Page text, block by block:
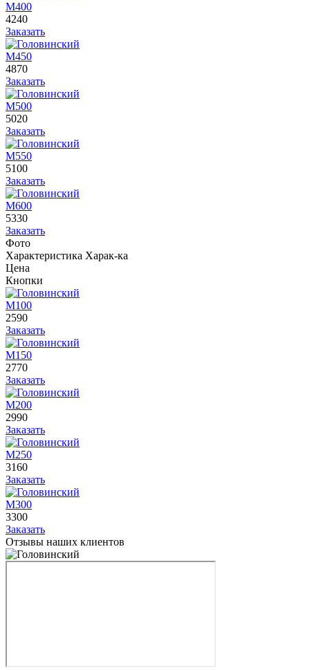
М400
4240
Заказать
М450
4870
Заказать
М500
5020
Заказать
М550
5100
Заказать
М600
5330
Заказать
Фото
Характеристика Харак-ка
Цена
Кнопки
М100
2590
Заказать
М150
2770
Заказать
М200
2990
Заказать
М250
3160
Заказать
М300
3300
Заказать
Отзывы наших клиентов